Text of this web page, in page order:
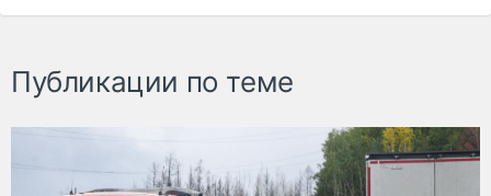
Публикации по теме